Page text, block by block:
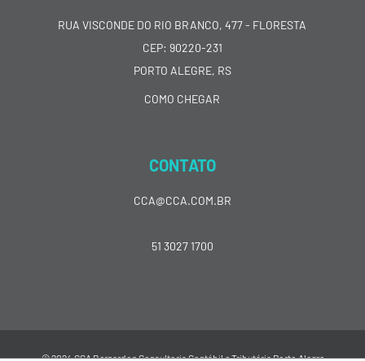
RUA VISCONDE DO RIO BRANCO, 477 - FLORESTA
CEP: 90220-231
PORTO ALEGRE, RS
COMO CHEGAR
CONTATO
CCA@CCA.COM.BR
51 3027 1700
© 2024 CCA Bernardon Consultoria Contábil e Tributária Porto Alegre